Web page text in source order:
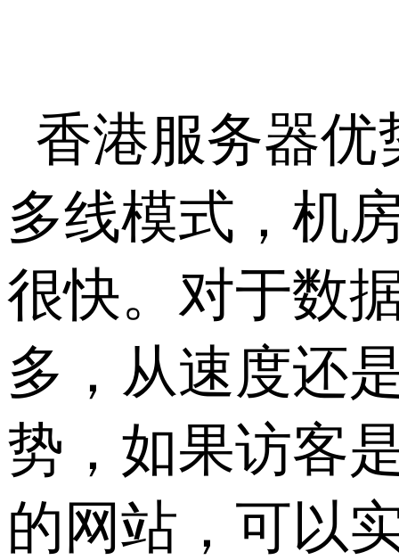
香港服务器优
多线模式，机
很快。对于数
多，从速度还
势，如果访客
的网站，可以